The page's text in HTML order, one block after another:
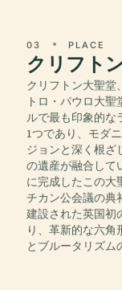
03 PLACE
クリフト
クリフトン大聖堂
トロ・パウロ大聖
ルで最も印象的な
1つであり、モダ
ジョンと深く根ざ
の遺産が融合して
に完成したこの大
チカン公会議の典
建設された英国初
り、革新的な六角
とブルータリズム